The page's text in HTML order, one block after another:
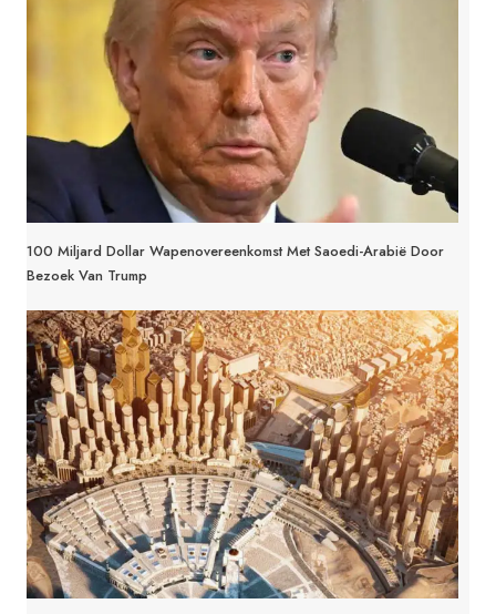
100 Miljard Dollar Wapenovereenkomst Met Saoedi-Arabië Door
Bezoek Van Trump